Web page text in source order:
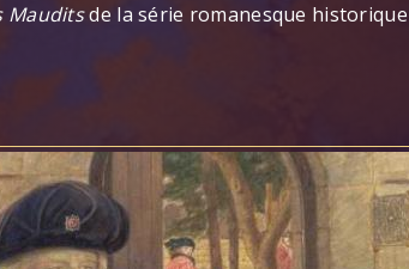
Mauditsde la série romanesque